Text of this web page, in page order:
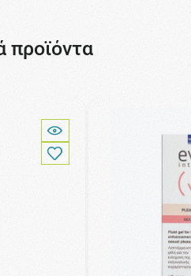
προϊόντα